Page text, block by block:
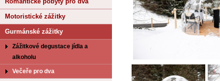
Motoristické zážitky
Gurmánské zážitky
Zážitkové degustace jídla a
alkoholu
Večeře pro dva